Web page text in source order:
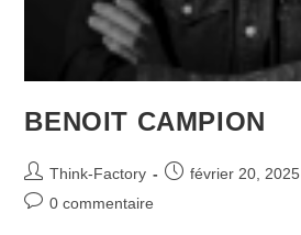
BENOIT CAMPION
Think-Factory février 20, 2025
0 commentaire